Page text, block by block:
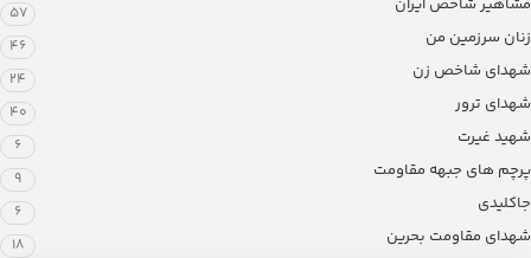
مشاهیر شاخص ایران 57
زنان سرزمین من 46
شهدای شاخص زن 24
شهدای ترور 40
شهید غیرت 6
پرچم های جبهه مقاومت 9
جاکلیدی 6
شهدای مقاومت بحرین 18